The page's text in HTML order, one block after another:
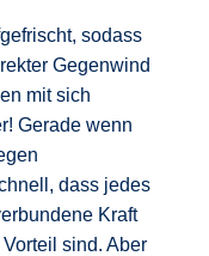
sodass
Gegenwind
mit sich
Gerade wenn
dass jedes
Kraft
sind. Aber